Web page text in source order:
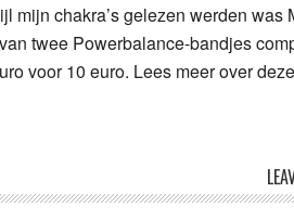
mijn chakra’s gelezen werden
twee Powerbalance-bandjes
voor 10 euro. Lees meer over